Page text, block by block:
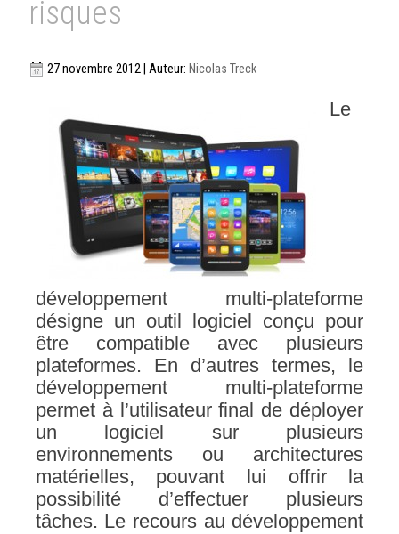
risques
27 novembre 2012 | Auteur: Nicolas Treck
Le
développement multi-plateforme
désigne un outil logiciel conçu pour
être compatible avec plusieurs
plateformes. En d’autres termes, le
développement multi-plateforme
permet à l’utilisateur final de déployer
un logiciel sur plusieurs
environnements ou architectures
matérielles, pouvant lui offrir la
possibilité d’effectuer plusieurs
tâches. Le recours au développement